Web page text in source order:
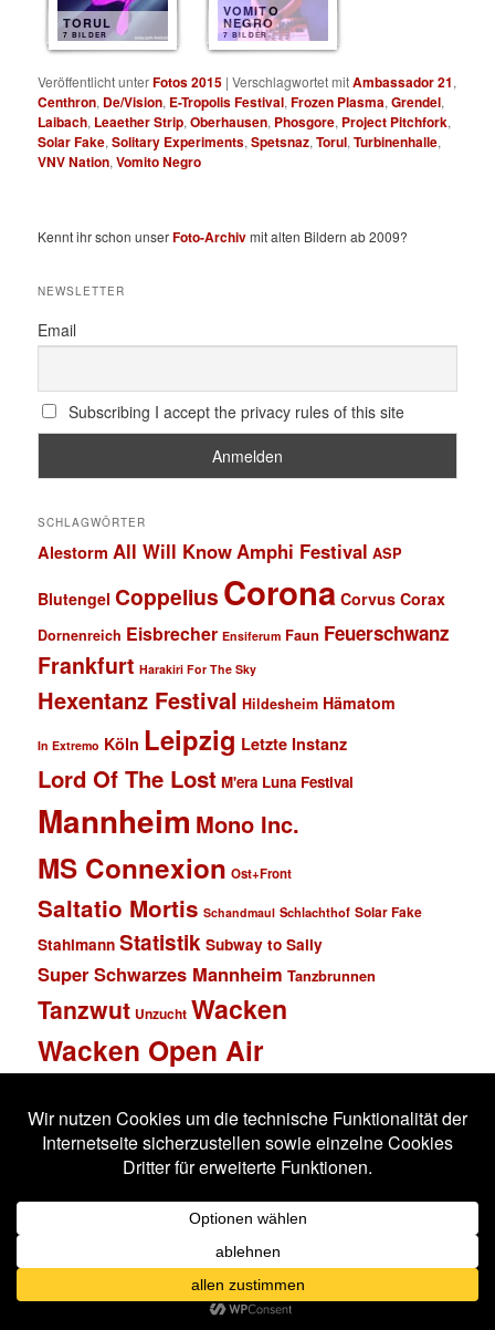
TORUL
7 BILDER
VOMITO
NEGRO
7 BILDER
Veröffentlicht unterFotos 2015 |Verschlagwortet mitAmbassador 21,
Centhron, De/Vision, E-Tropolis Festival,Frozen Plasma,Grendel,
Laibach, Leaether Strip,Oberhausen, Phosgore, Project Pitchfork,
Solar Fake,Solitary Experiments,Spetsnaz,Torul,Turbinenhalle,
VNV Nation,Vomito Negro
Kennt ihr schon unserFoto-Archivmit alten Bildern ab 2009?
NEWSLETTER
Email
Subscribing I accept the privacy rules of this site
SCHLAGWÖRTER
Alestorm All Will KnowAmphi Festival ASP
Blutengel Coppelius Corona Corvus Corax
Dornenreich Eisbrecher Ensiferum Faun Feuerschwanz
Frankfurt Harakiri For The Sky
Hexentanz Festival Hildesheim Hämatom
In Extremo Köln Leipzig Letzte Instanz
Lord Of The Lost M'era Luna Festival
Mannheim Mono Inc.
MS Connexion Ost+Front
Saltatio Mortis Schandmaul Schlachthof Solar Fake
Stahlmann Statistik Subway to Sally
Super Schwarzes Mannheim Tanzbrunnen
Tanzwut Unzucht Wacken
Wacken Open Air
Wiesbaden
Impressum
Stolz präsentiert von WordPress